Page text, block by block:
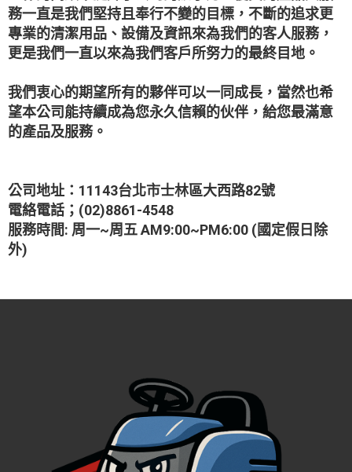
務一直是我們堅持且奉行不變的目標，不斷的追求更
專業的清潔用品、設備及資訊來為我們的客人服務，
更是我們一直以來為我們客戶所努力的最終目地。
我們衷心的期望所有的夥伴可以一同成長，當然也希
望本公司能持續成為您永久信賴的伙伴，給您最滿意
的產品及服務。
公司地址：11143台北市士林區大西路82號
電絡電話；(02)8861-4548
服務時間: 周一~周五 AM9:00~PM6:00 (國定假日除
外)